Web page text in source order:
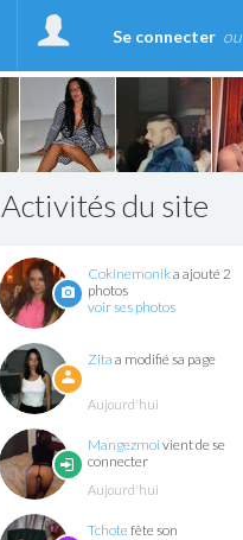
Se connecter ou
Activités du site
Cokinemonika ajouté 2
photos
voir ses photos
Zita a modifié sa page
Aujourd'hui
Mangezmoi vient de se
connecter
Aujourd'hui
Tchotefête son